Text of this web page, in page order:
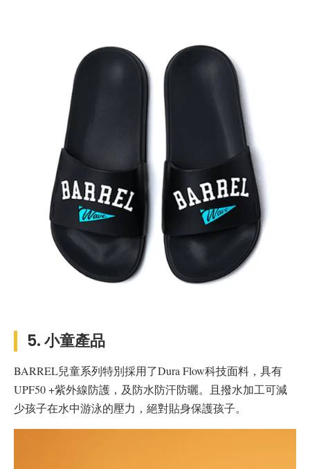
5. 小童產品
BARREL兒童系列特別採用了Dura Flow科技面料，具有
UPF50 +紫外線防護，及防水防汗防曬。且撥水加工可減
少孩子在水中游泳的壓力，絕對貼身保護孩子。